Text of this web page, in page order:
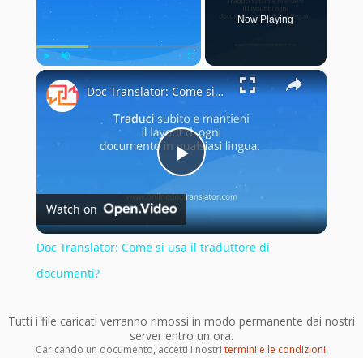
Play Unmute Fullscreen
Now Playing
×
Play
Video
Doc Translator: Come si usa il traduttore di documenti?
Watch on
Doc Translator: Come si usa il traduttore di
documenti?
Tutti i file caricati verranno rimossi in modo permanente dai nostri
server entro un ora.
Caricando un documento, accetti i nostri termini e le condizioni.